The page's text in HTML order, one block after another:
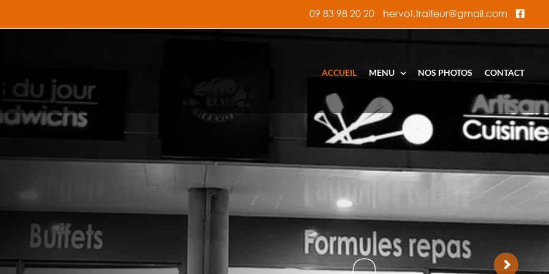
09 83 98 20 20 hervot.traiteur@gmail.com
ACCUEIL MENU NOS PHOTOS CONTACT